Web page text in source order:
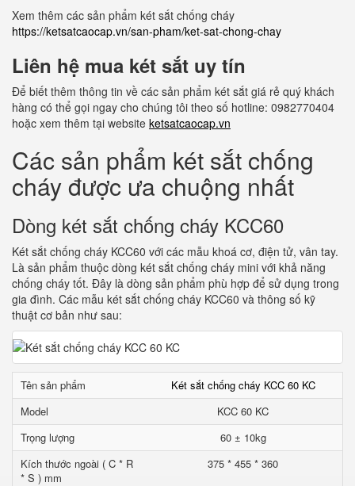
Xem thêm các sản phẩm két sắt chống cháy
https://ketsatcaocap.vn/san-pham/ket-sat-chong-chay
Liên hệ mua két sắt uy tín
Để biết thêm thông tin về các sản phẩm két sắt giá rẻ quý khách
hàng có thể gọi ngay cho chúng tôi theo số hotline: 0982770404
hoặc xem thêm tại website ketsatcaocap.vn
Các sản phẩm két sắt chống
cháy được ưa chuộng nhất
Dòng két sắt chống cháy KCC60
Két sắt chống cháy KCC60 với các mẫu khoá cơ, điện tử, vân tay.
Là sản phẩm thuộc dòng két sắt chống cháy mini với khả năng
chống cháy tốt. Đây là dòng sản phẩm phù hợp để sử dụng trong
gia đình. Các mẫu két sắt chống cháy KCC60 và thông số kỹ
thuật cơ bản như sau:
Tên sản phẩm
Két sắt chống cháy KCC 60 KC
Model
KCC 60 KC
Trọng lượng
60 ± 10kg
Kích thước ngoài ( C * R
* S ) mm
375 * 455 * 360